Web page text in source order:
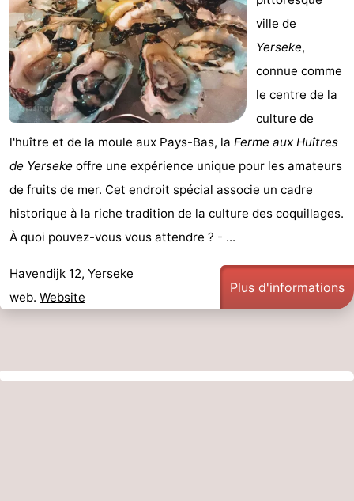
ville de
Yerseke,
connue comme
le centre de la
culture de
l'huître et de la moule aux Pays-Bas, la Ferme aux Huîtres
de Yerseke offre une expérience unique pour les amateurs
de fruits de mer. Cet endroit spécial associe un cadre
historique à la riche tradition de la culture des coquillages.
À quoi pouvez-vous vous attendre ? - ...
Havendijk 12, Yerseke
web. Website
Plus d'informations